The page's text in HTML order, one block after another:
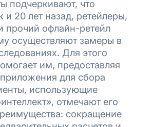
подчеркивают, что
и 20 лет назад, ретейлеры,
прочий офлайн-ретейл
осуществляют замеры в
Для этого
им, предоставляя
для сбора
использующие
отмечают его
сокращение